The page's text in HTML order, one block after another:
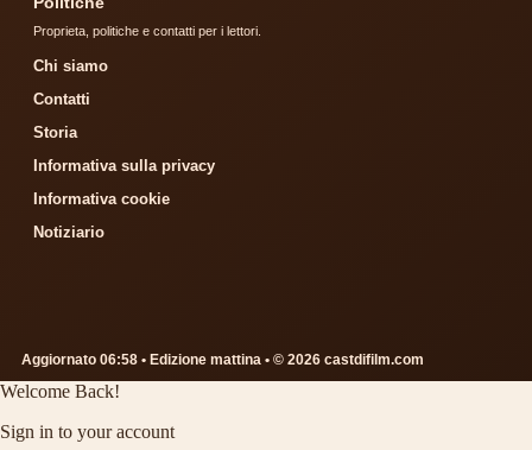
Proprieta, politiche e contatti per i lettori.
Chi siamo
Contatti
Storia
Informativa sulla privacy
Informativa cookie
Notiziario
Aggiornato 06:58 • Edizione mattina • © 2026 castdifilm.com
Welcome Back!
Sign in to your account